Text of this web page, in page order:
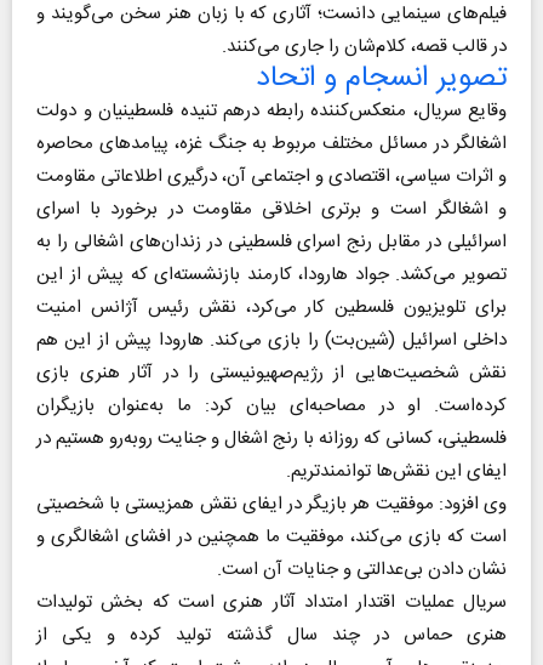
فیلم‌های سینمایی دانست؛ آثاری که با زبان هنر سخن می‌گویند و
در قالب قصه، کلام‌شان را جاری می‌کنند.
تصویر انسجام و اتحاد
وقایع سریال، منعکس‌کننده رابطه درهم تنیده فلسطینیان و دولت
اشغالگر در مسائل مختلف مربوط به جنگ غزه، پیامدهای محاصره
و اثرات سیاسی، اقتصادی و اجتماعی آن، درگیری اطلاعاتی مقاومت
و اشغالگر است و برتری اخلاقی مقاومت در برخورد با اسرای
اسرائیلی در مقابل رنج اسرای فلسطینی در زندان‌های اشغالی را به
تصویر می‌کشد. جواد هارودا، کارمند بازنشسته‌ای که پیش از این
برای تلویزیون فلسطین کار می‌کرد، نقش رئیس آژانس امنیت
داخلی اسرائیل (شین‌بت) را بازی می‌کند. هارودا پیش از این هم
نقش شخصیت‌هایی از رژیم‌صهیونیستی را در آثار هنری بازی
کرده‌است. او در مصاحبه‌ای بیان کرد: ما به‌عنوان بازیگران
فلسطینی، کسانی که روزانه با رنج اشغال و جنایت روبه‌رو هستیم در
ایفای این نقش‌ها توانمندتریم.
وی افزود: موفقیت هر بازیگر در ایفای نقش همزیستی با شخصیتی
است که بازی می‌کند، موفقیت ما همچنین در افشای اشغالگری و
نشان دادن بی‌عدالتی و جنایات آن است.
سریال عملیات اقتدار امتداد آثار هنری است که بخش تولیدات
هنری حماس در چند سال گذشته تولید کرده و یکی از